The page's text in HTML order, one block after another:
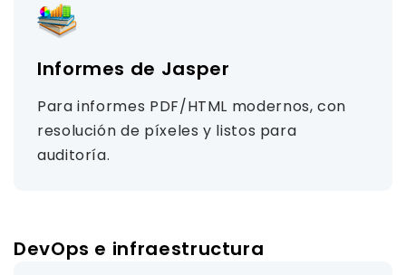
Informes de Jasper
Para informes PDF/HTML modernos, con
resolución de píxeles y listos para
auditoría.
DevOps e infraestructura